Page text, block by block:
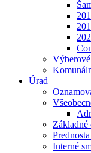
Úrad
Základné
Interné